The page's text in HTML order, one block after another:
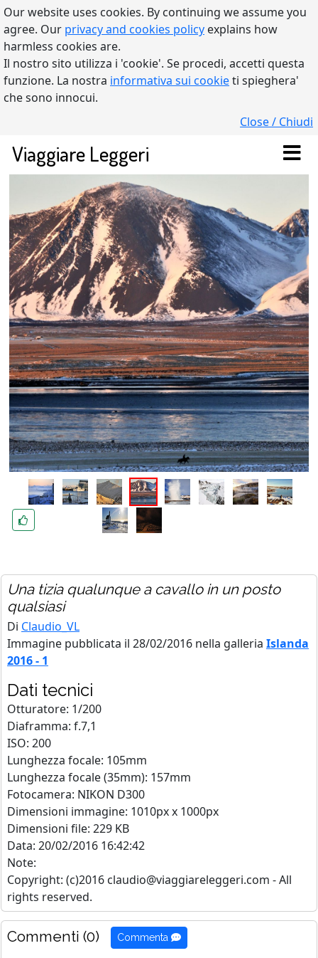
Our website uses cookies. By continuing we assume you
agree. Our privacy and cookies policy explains how
harmless cookies are.
Il nostro sito utilizza i 'cookie'. Se procedi, accetti questa
funzione. La nostra informativa sui cookieti spieghera'
che sono innocui.
Close / Chiudi
Viaggiare Leggeri
Una tizia qualunque a cavallo in un posto
qualsiasi
Di Claudio_VL
Immagine pubblicata il 28/02/2016 nella galleria Islanda
2016 - 1
Dati tecnici
Otturatore: 1/200
Diaframma: f.7,1
ISO: 200
Lunghezza focale: 105mm
Lunghezza focale (35mm): 157mm
Fotocamera: NIKON D300
Dimensioni immagine: 1010px x 1000px
Dimensioni file: 229 KB
Data: 20/02/2016 16:42:42
Note:
Copyright: (c)2016 claudio@viaggiareleggeri.com - All
rights reserved.
Commenti (0) Commenta